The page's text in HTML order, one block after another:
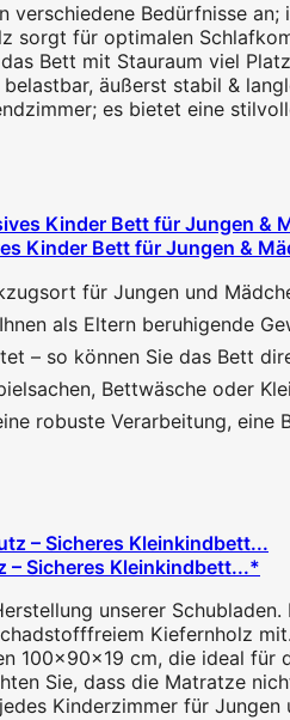
Bedürfnisse an;
sorgt für optimalen
Bett mit Stauraum viel
äußerst stabil &
es bietet eine
Kinder Bett für Jungen &
für Jungen und
als Eltern beruhigende
– so können Sie das Bett
Bettwäsche oder
robuste Verarbeitung, eine
– Sicheres Kleinkindbett...*
unserer Schubladen.
Kiefernholz
100x90x19 cm, die ideal für
Sie, dass die Matratze
Kinderzimmer für Jungen